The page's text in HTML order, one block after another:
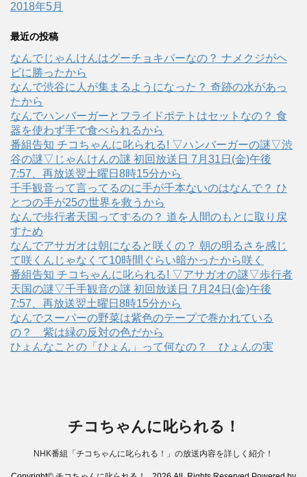
2018年5月
最近の投稿
なんでじゃんけんはグーチョキパーなの？ ナメクジがヘ
ビに勝ったから
なんで渋谷に人が集まるようになった？ 奇跡の水があっ
たから
なんでハンバーガーとフライドポテトはセットなの？ 食
器を使わず手で食べられるから
番組告知 チコちゃんに叱られる! ▽ハンバーガーの謎▽渋
谷の謎▽じゃんけんの謎 初回放送日 7月31日(金)午後
7:57、再放送翌土曜日8時15分から
千手観音って言ってるのに手が千本ないのはなんで？ ひ
とつの手が25の世界を救うから
なんで歩行者天国ってするの？ 道を人間のもとに取り戻
すため
なんでアサガオは朝になると咲くの？ 朝の明るさを感じ
て咲くんじゃなくて10時間ぐらい暗かったから咲く
番組告知 チコちゃんに叱られる! ▽アサガオの謎▽歩行者
天国の謎▽千手観音の謎 初回放送日 7月24日(金)午後
7:57、再放送翌土曜日8時15分から
なんでスーパーの野菜は紫色のテープで巻かれている
の？ 紫は緑の反対の色だから
ひょんなことの「ひょん」って何なの？ ひょんの実
チコちゃんに叱られる！
NHK番組「チコちゃんに叱られる！」の放送内容を詳しく紹介！